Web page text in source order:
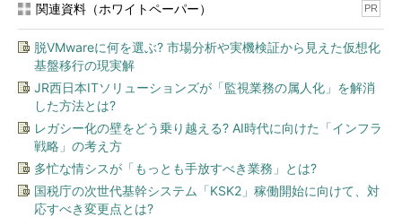
関連資料（ホワイトペーパー） PR
脱VMwareに何を選ぶ? 市場分析や実機検証から見えた仮想化
基盤移行の現実解
JR西日本ITソリューションズが「監視業務の属人化」を解消
した方法とは?
レガシー化の壁をどう乗り越える? AI時代に向けた「インフラ
戦略」の考え方
多忙な情シスが「もっとも手放すべき業務」とは?
国税庁の次世代基幹システム「KSK2」稼働開始に向けて、対
応すべき変更点とは?